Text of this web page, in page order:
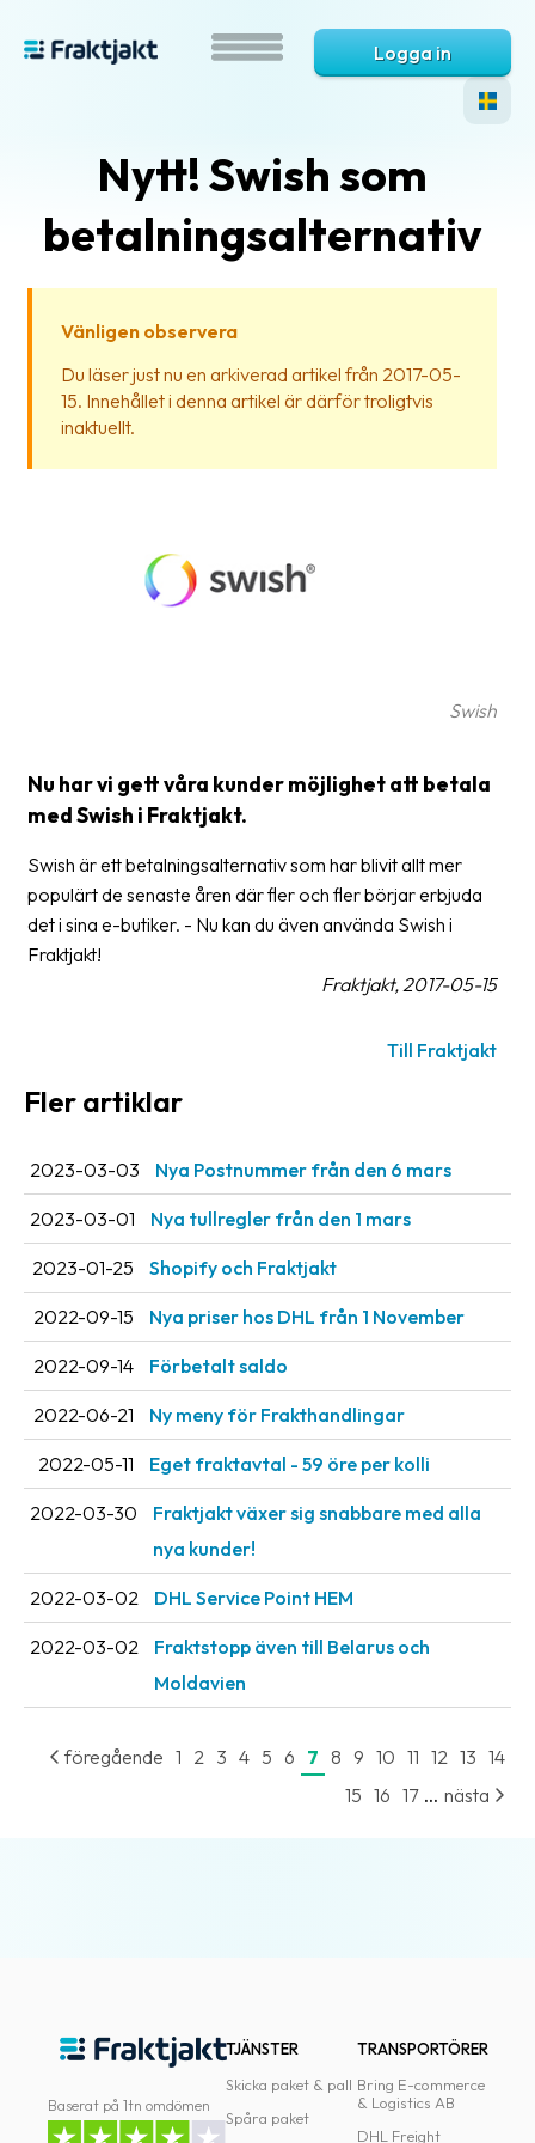
är
Fraktjakt?
Hjälp?
Skrivarinställningar
Leveransvillkor
Upphämtningar
Streckkodsläsare
Om
företaget
Om
Jobb
&
karriär
Nyhetsarkiv
Kontakta
oss
villkor
Logga in
Nytt! Swish som
betalningsalternativ
Vänligen observera
Du läser just nu en arkiverad artikel från 2017-05-
15. Innehållet i denna artikel är därför troligtvis
inaktuellt.
Swish
Nu har vi gett våra kunder möjlighet att betala
med Swish i Fraktjakt.
Swish är ett betalningsalternativ som har blivit allt mer
populärt de senaste åren där fler och fler börjar erbjuda
det i sina e-butiker. - Nu kan du även använda Swish i
Fraktjakt!
Fraktjakt, 2017-05-15
Till Fraktjakt
Fler artiklar
2023-03-03 Nya Postnummer från den 6 mars
2023-03-01 Nya tullregler från den 1 mars
2023-01-25 Shopify och Fraktjakt
2022-09-15 Nya priser hos DHL från 1 November
2022-09-14 Förbetalt saldo
2022-06-21 Ny meny för Frakthandlingar
2022-05-11 Eget fraktavtal - 59 öre per kolli
2022-03-30
Fraktjakt växer sig snabbare med alla
nya kunder!
2022-03-02 DHL Service Point HEM
2022-03-02
Fraktstopp även till Belarus och
Moldavien
föregående 1 2 3 4 5 6 7 8 9 10 11 12 13 14
15 16 17 ... nästa
Baserat på 1tn omdömen
TJÄNSTER
Skicka paket & pall
Spåra paket
TRANSPORTÖRER
Bring E-commerce
& Logistics AB
DHL Freight